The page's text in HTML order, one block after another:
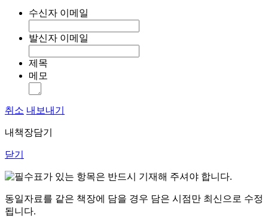
수신자 이메일
발신자 이메일
제목
메모
취소 내보내기
내책장담기
닫기
표가 있는 항목은 반드시 기재해 주셔야 합니다.
동일자료를 같은 책장에 담을 경우 담은 시점만 최신으로 수정
됩니다.